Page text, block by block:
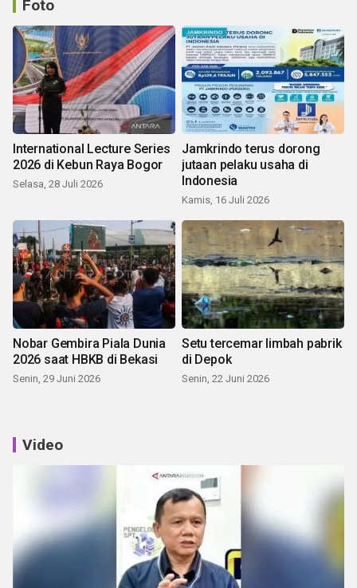
Foto
International Lecture Series
2026 di Kebun Raya Bogor
Selasa, 28 Juli 2026
Jamkrindo terus dorong
jutaan pelaku usaha di
Indonesia
Kamis, 16 Juli 2026
Nobar Gembira Piala Dunia
2026 saat HBKB di Bekasi
Senin, 29 Juni 2026
Setu tercemar limbah pabrik
di Depok
Senin, 22 Juni 2026
Video